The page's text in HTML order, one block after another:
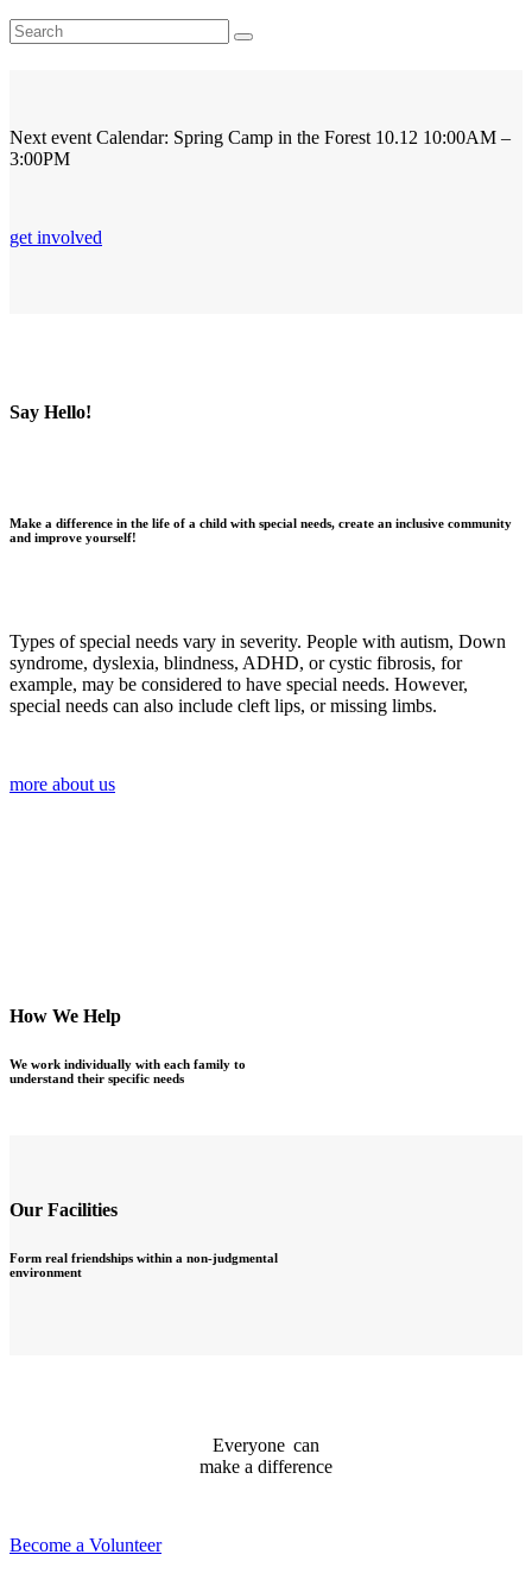
Next event Calendar: Spring Camp in the Forest 10.12 10:00AM –
3:00PM
get involved
Say Hello!
Make a difference in the life of a child with special needs, create an inclusive community
and improve yourself!
Types of special needs vary in severity. People with autism, Down
syndrome, dyslexia, blindness, ADHD, or cystic fibrosis, for
example, may be considered to have special needs. However,
special needs can also include cleft lips, or missing limbs.
more about us
How We Help
We work individually with each family to
understand their specific needs
Our Facilities
Form real friendships within a non-judgmental
environment
Everyone can
make a difference
Become a Volunteer